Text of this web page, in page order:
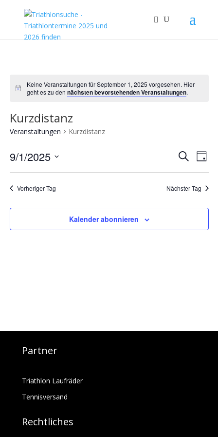
Notice
Keine Veranstaltungen für September 1, 2025 vorgesehen. Hier
geht es zu dennächsten bevorstehenden Veranstaltungen.
Kurzdistanz
Veranstaltungen Kurzdistanz
Suche
SucheTag
9/1/2025
Vorheriger Tag Nächster Tag
Kalender abonnieren
Partner
Triathlon Laufräder
Tennisversand
Rechtliches